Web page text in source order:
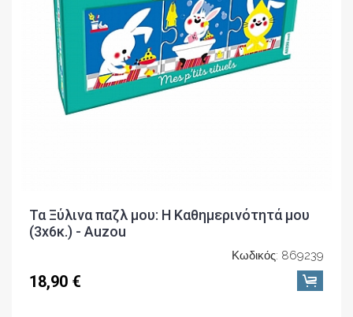
Τα Ξύλινα παζλ μου: Η Καθημερινότητά μου
(3x6κ.) - Auzou
Κωδικός: 869239
18,90 €